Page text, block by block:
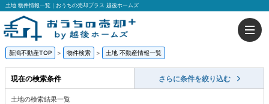
土地 物件情報一覧｜おうちの売却プラス 越後ホームズ
新潟不動産TOP > 物件検索 > 土地 不動産情報一覧
現在の検索条件 さらに条件を絞り込む
土地の検索結果一覧